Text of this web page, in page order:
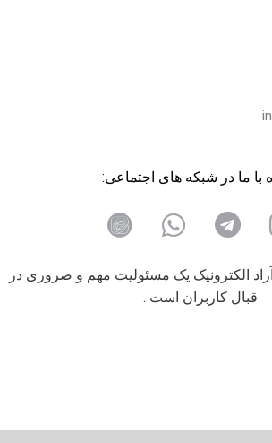
با ما در شبکه های اجتماعی:
الکترونیک یک مسئولیت مهم و ضروری در
قبال کاربران است .